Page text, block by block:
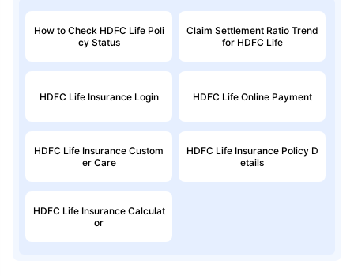
How to Check HDFC Life Poli
cy Status
Claim Settlement Ratio Trend
for HDFC Life
HDFC Life Insurance Login HDFC Life Online Payment
HDFC Life Insurance Custom
er Care
HDFC Life Insurance Policy D
etails
HDFC Life Insurance Calculat
or